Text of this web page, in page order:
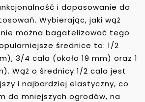
i dopasowanie do
Wybierając, jaki wąż
można bagatelizować tego
średnice to: 1/2
3/4 cala (około 19 mm) oraz 1
Wąż o średnicy 1/2 cala jest
i najbardziej elastyczny, co
do mniejszych ogrodów, na